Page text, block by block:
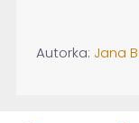
Autorka: Jana